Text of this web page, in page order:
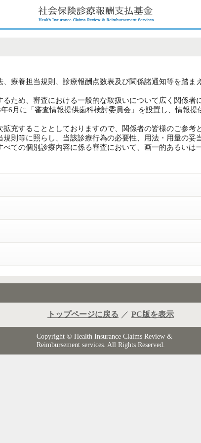
療養担当規則、診療報酬点数表及び関係諸通知等を踏
ため、審査における一般的な取扱いについて広く関係者
6月に「審査情報提供歯科検討委員会」を設置し、情報
充することとしておりますので、関係者の皆様のご参考
則等に照らし、当該診療行為の必要性、用法・用量の
ての個別診療内容に係る審査において、画一的あるいは
トップページに戻る ／ PC版を表示
Copyright © Health Insurance Claims Review &
Reimbursement services. All Rights Reserved.